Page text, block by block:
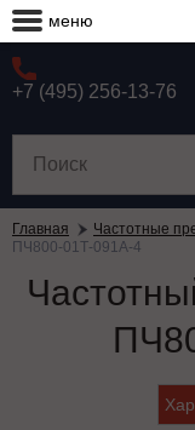
меню
+7 (495) 256-13-76
Главная Частотные
ПЧ800-01Т-091А-4